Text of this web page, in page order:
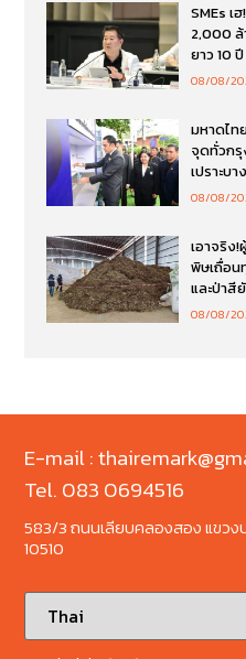
SMEs เ
2,000
ยาว 10 ปี
08/08/
มหาดไท
จุดทั่วก
เปราะบาง
08/08/
เอาจริง
พิษเถื่อน
และป่าสี
08/08/
E-mail :
Tel. 083 0694516
583/3 ถนนเลียบคลองสอง แขวง
10510